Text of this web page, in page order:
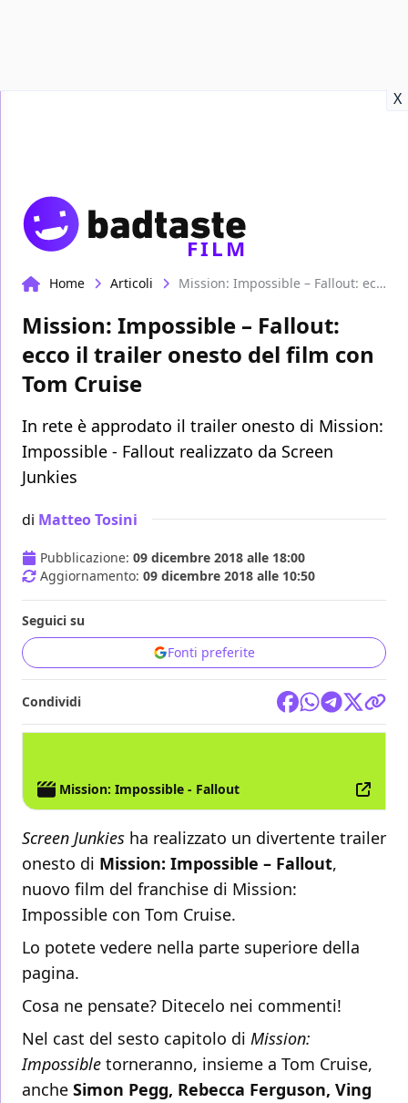
X
FILM
Home Articoli Mission: Impossible – Fallout: ecco il trailer onesto del film con Tom Cruise
Mission: Impossible – Fallout:
ecco il trailer onesto del film con
Tom Cruise
In rete è approdato il trailer onesto di Mission:
Impossible - Fallout realizzato da Screen
Junkies
di Matteo Tosini
Pubblicazione: 09 dicembre 2018 alle 18:00
Aggiornamento: 09 dicembre 2018 alle 10:50
Seguici su
Fonti preferite
Condividi
Mission: Impossible - Fallout
Screen Junkies ha realizzato un divertente trailer
onesto di Mission: Impossible – Fallout,
nuovo film del franchise di Mission:
Impossible con Tom Cruise.
Lo potete vedere nella parte superiore della
pagina.
Cosa ne pensate? Ditecelo nei commenti!
Nel cast del sesto capitolo di Mission:
Impossible torneranno, insieme a Tom Cruise,
anche Simon Pegg, Rebecca Ferguson, Ving